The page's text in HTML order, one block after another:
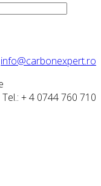
info@carbonexpert.ro
Tel.: + 4 0744 760 710